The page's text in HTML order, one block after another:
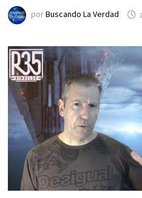
porBuscando La Verdad